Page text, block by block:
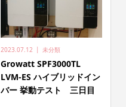
2023.07.12 未分類
Growatt SPF3000TL
LVM-ES ハイブリッドイン
バー 挙動テスト 三日目